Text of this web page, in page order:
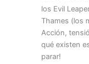
los Evil
Thames (los
Acción,
qué existen
parar!